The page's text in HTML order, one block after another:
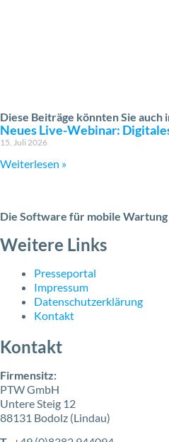
Diese Beiträge könnten Sie auch
Neues Live-Webinar:
15. Juli 2026
Weiterlesen »
Die Software für mobile
Weitere Links
Presseportal
Impressum
Datenschutzerklärung
Kontakt
Kontakt
Firmensitz:
PTW GmbH
Untere Steig 12
88131 Bodolz (Lindau)